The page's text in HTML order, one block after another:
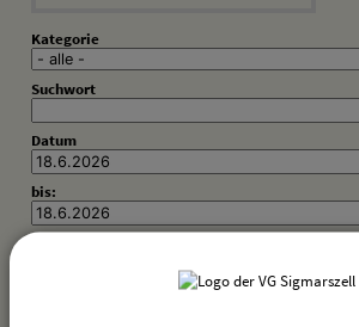
Kategorie
Suchwort
Datum
bis: